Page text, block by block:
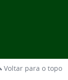
Voltar para o topo